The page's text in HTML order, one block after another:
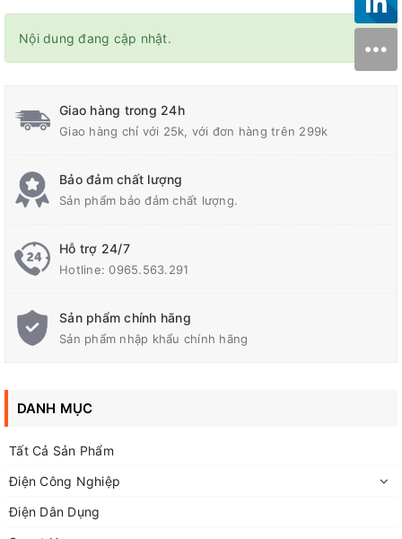
×
Nội dung đang cập nhật.
Giao hàng trong 24h
Giao hàng chỉ với 25k, với đơn hàng trên 299k
Bảo đảm chất lượng
Sản phẩm bảo đảm chất lượng.
Hỗ trợ 24/7
Hotline:0965.563.291
Sản phẩm chính hãng
Sản phẩm nhập khẩu chính hãng
DANH MỤC
Tất Cả Sản Phẩm
Điện Công Nghiệp
Điện Dân Dụng